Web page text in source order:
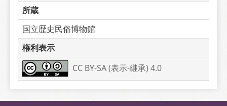
所蔵
国立歴史民俗博物館
権利表示
CC BY-SA (表示-継承) 4.0